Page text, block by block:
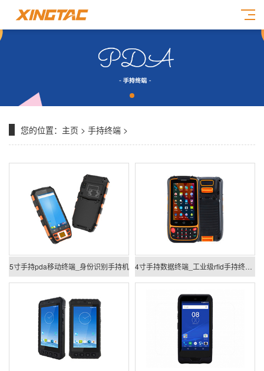
您的位置： 主页 > 手持终端 >
5寸手持pda移动终端_身份识别手持机 4寸手持数据终端_工业级rfid手持终端机pda